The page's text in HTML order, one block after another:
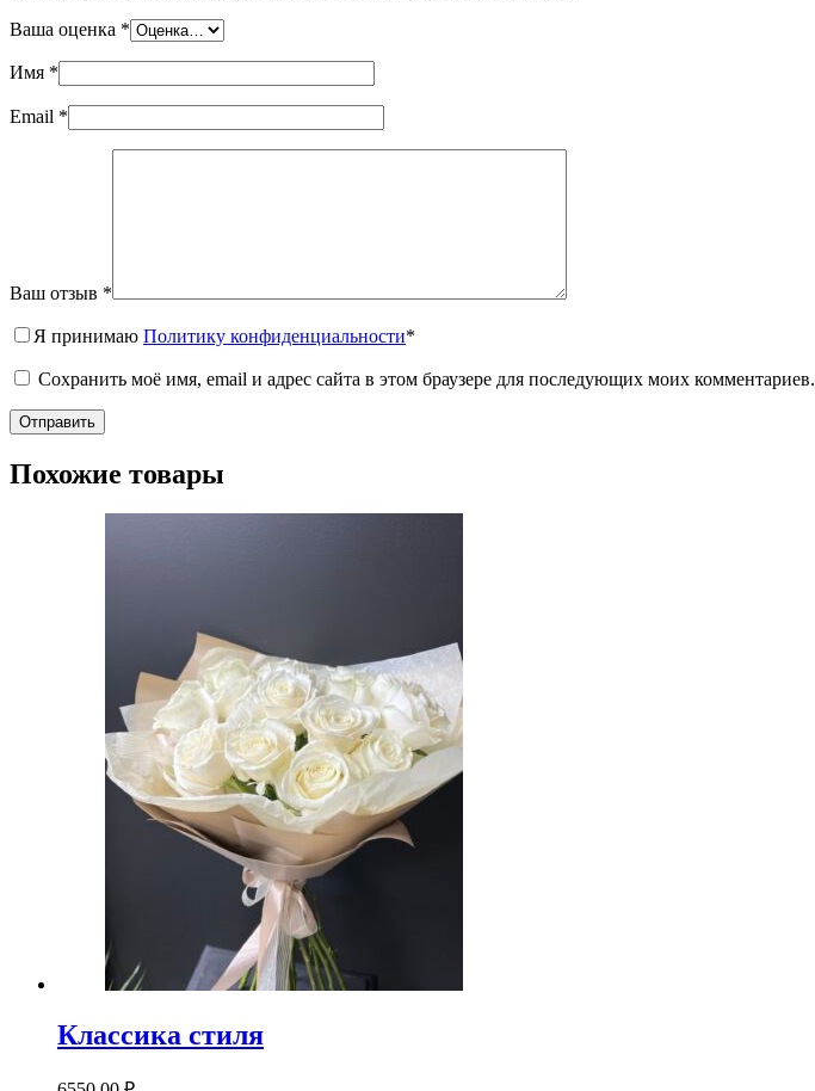
Ваша оценка *
Имя *
Email *
Ваш отзыв *
Я принимаю Политику конфиденциальности*
Сохранить моё имя, email и адрес сайта в этом браузере для последующих моих комментариев.
Отправить
Похожие товары
Классика стиля